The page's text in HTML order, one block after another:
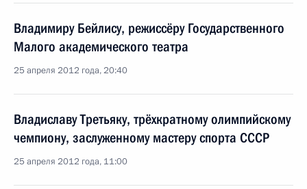
Владимиру Бейлису, режиссёру Государственного
Малого академического театра
25 апреля 2012 года, 20:40
Владиславу Третьяку, трёхкратному олимпийскому
чемпиону, заслуженному мастеру спорта СССР
25 апреля 2012 года, 11:00